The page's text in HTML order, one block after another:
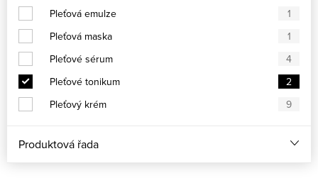
Pleťová emulze
1
Pleťová maska
1
Pleťové sérum
4
Pleťové tonikum
2
Pleťový krém
9
Produktová řada